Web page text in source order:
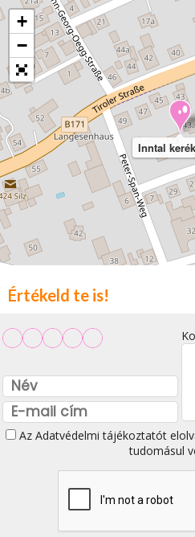
Inntal
+
−
Értékeld te is!
Az Adatvédelmi tájékoztatót
tudomásul